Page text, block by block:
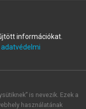
új fiókot.
információkat.
adatvédelmi
is nevezik. Ezek a
használatának